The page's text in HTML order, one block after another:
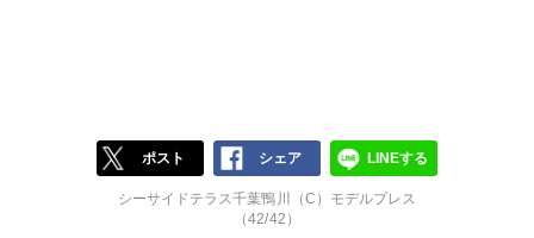
ポスト シェア LINEする
シーサイドテラス千葉鴨川（C）モデルプレス
（42/42）